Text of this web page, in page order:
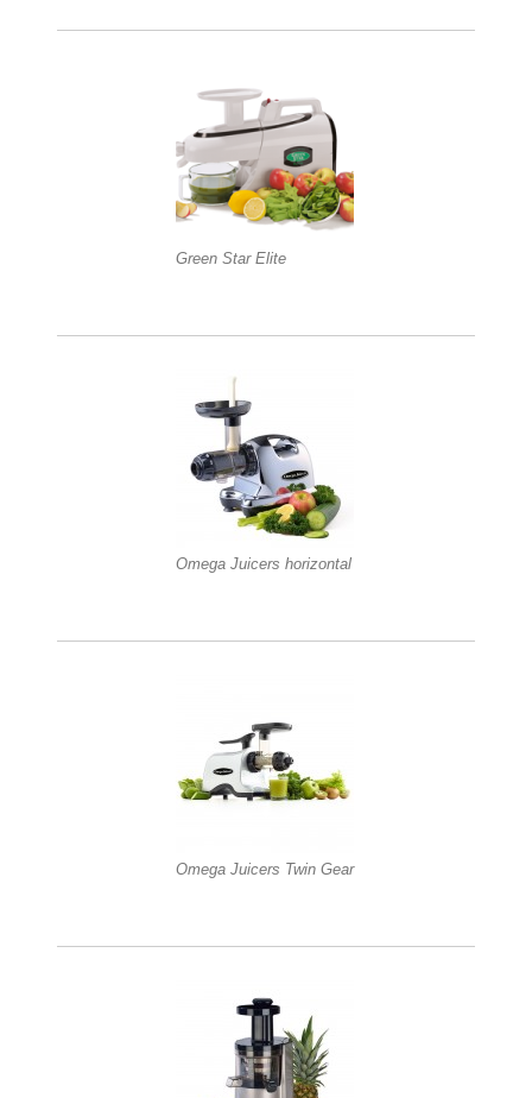
Green Star Elite
Omega Juicers horizontal
Omega Juicers Twin Gear